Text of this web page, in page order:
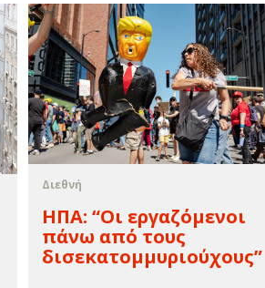
Διεθνή
ΗΠΑ: “Οι εργαζόμενοι
πάνω από τους
δισεκατομμυριούχους”